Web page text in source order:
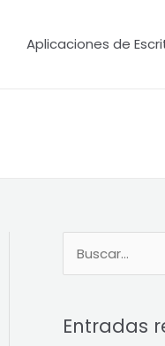
Aplicaciones de
c
Entradas